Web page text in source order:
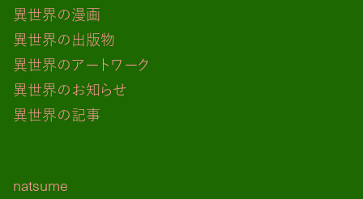
異世界の漫画
異世界の出版物
異世界のアートワーク
異世界のお知らせ
異世界の記事
natsume